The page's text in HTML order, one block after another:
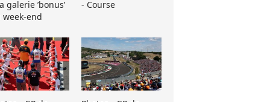
galerie ’bonus’
week-end
- Course